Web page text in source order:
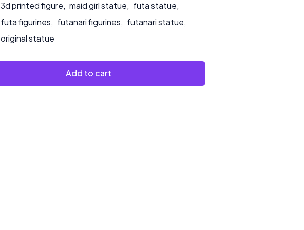
3d printed figure, maid girl statue, futa statue,
futa figurines, futanari figurines, futanari statue,
original statue
Add to cart